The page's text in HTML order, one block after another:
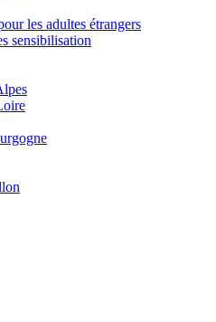
les adultes étrangers
sensibilisation